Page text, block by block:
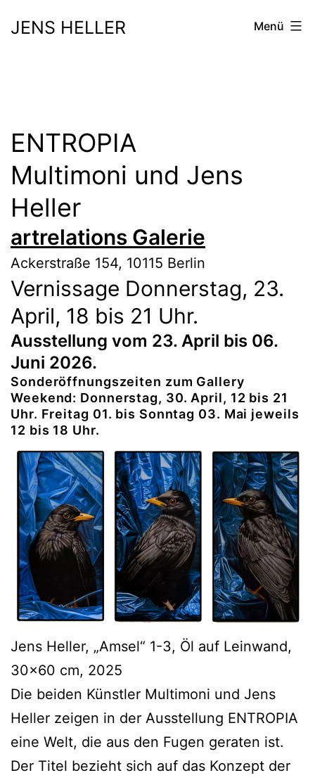
Inhalt
JENS HELLER Menü
ENTROPIA
Multimoni und Jens
Heller
artrelations Galerie
Ackerstraße 154, 10115 Berlin
Vernissage Donnerstag, 23.
April, 18 bis 21 Uhr.
Ausstellung vom 23. April bis 06.
Juni 2026.
Sonderöffnungszeiten zum Gallery
Weekend: Donnerstag, 30. April, 12 bis 21
Uhr. Freitag 01. bis Sonntag 03. Mai jeweils
12 bis 18 Uhr.
Jens Heller, „Amsel“ 1-3, Öl auf Leinwand,
30×60 cm, 2025
Die beiden Künstler Multimoni und Jens
Heller zeigen in der Ausstellung ENTROPIA
eine Welt, die aus den Fugen geraten ist.
Der Titel bezieht sich auf das Konzept der